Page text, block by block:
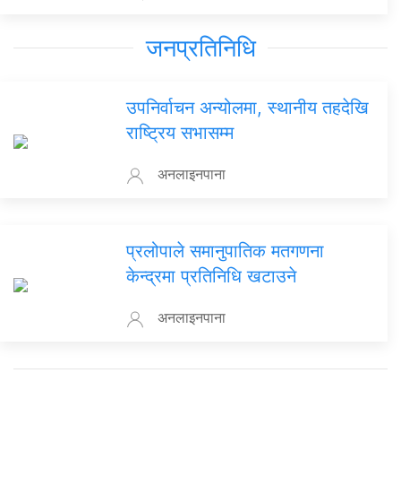
जनप्रतिनिधि
उपनिर्वाचन अन्योलमा, स्थानीय तहदेखि
राष्ट्रिय सभासम्म
अनलाइनपाना
प्रलोपाले समानुपातिक मतगणना
केन्द्रमा प्रतिनिधि खटाउने
अनलाइनपाना